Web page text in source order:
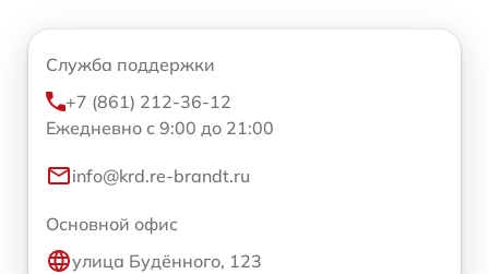
Служба поддержки
+7 (861) 212-36-12
Ежедневно с 9:00 до 21:00
info@krd.re-brandt.ru
Основной офис
улица Будённого, 123